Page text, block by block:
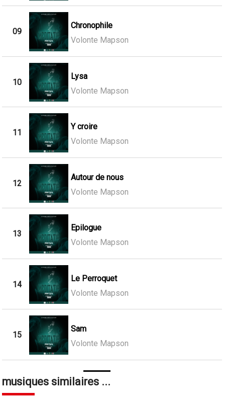
09
Chronophile
Volonte Mapson
10
Lysa
Volonte Mapson
11
Y croire
Volonte Mapson
12
Autour de nous
Volonte Mapson
13
Epilogue
Volonte Mapson
14
Le Perroquet
Volonte Mapson
15
Sam
Volonte Mapson
musiques similaires ...